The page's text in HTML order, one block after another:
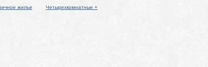
жилье Четырехкомнатные +